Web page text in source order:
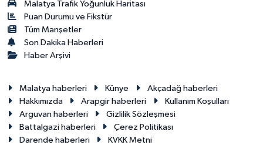
Malatya Trafik Yoğunluk Haritası
Puan Durumu ve Fikstür
Tüm Manşetler
Son Dakika Haberleri
Haber Arşivi
Malatya haberleri Künye
Akçadağ haberleri
Hakkımızda
Arapgir haberleri
Kullanım Koşulları
Arguvan haberleri
Gizlilik Sözleşmesi
Battalgazi haberleri
Çerez Politikası
Darende haberleri
KVKK Metni